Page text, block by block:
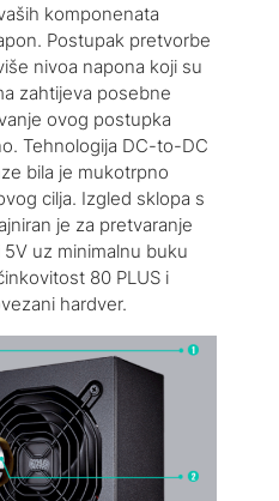
komponenata
Postupak pretvorbe
nivoa napona koji su
zahtijeva posebne
ovog postupka
Tehnologija DC-to-DC
bila je mukotrpno
cilja. Izgled sklopa s
je za pretvaranje
uz minimalnu buku
80 PLUS i
hardver.